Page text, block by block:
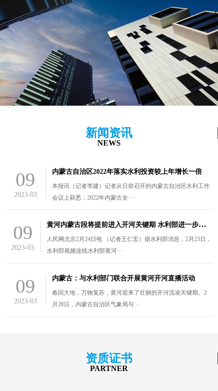
新闻资讯
NEWS
09
2023-03
内蒙古自治区2022年落实水利投资较上年增长一倍
本报讯（记者李建）记者从日前召开的内蒙古自治区水利工作
会议上获悉，2022年内蒙古全···
09
2023-03
黄
河内蒙古段将提前进入开河关键期 水利部进一步部署防凌工作
人民网北京2月24日电 （记者王仁宏）据水利部消息，2月23日，
水利部视频连线水利部黄河···
09
2023-03
内蒙古：与水利部门联合开展黄河开河直播活动
春回大地，万物复苏，黄河迎来了壮丽的开河流凌关键期。2
月28日，内蒙古自治区气象局与···
资质证书
PARTNER